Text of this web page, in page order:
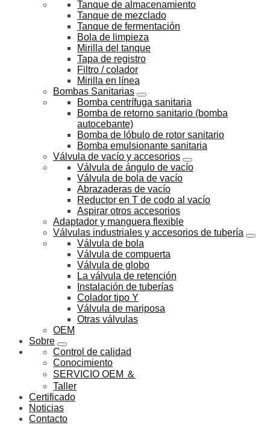
Tanque de almacenamiento
Tanque de mezclado
Tanque de fermentación
Bola de limpieza
Mirilla del tanque
Tapa de registro
Filtro / colador
Mirilla en línea
Bombas Sanitarias
Bomba centrífuga sanitaria
Bomba de retorno sanitario (bomba
autocebante)
Bomba de lóbulo de rotor sanitario
Bomba emulsionante sanitaria
Válvula de vacío y accesorios
Válvula de ángulo de vacío
Válvula de bola de vacío
Abrazaderas de vacío
Reductor en T de codo al vacío
Aspirar otros accesorios
Adaptador y manguera flexible
Válvulas industriales y accesorios de tubería
Válvula de bola
Válvula de compuerta
Válvula de globo
La válvula de retención
Instalación de tuberías
Colador tipo Y
Válvula de mariposa
Otras válvulas
OEM
Sobre
Control de calidad
Conocimiento
SERVICIO OEM ＆
Taller
Certificado
Noticias
Contacto